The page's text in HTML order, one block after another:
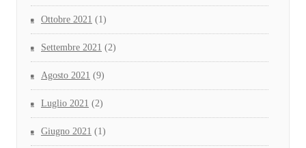
Ottobre 2021 (1)
Settembre 2021 (2)
Agosto 2021 (9)
Luglio 2021 (2)
Giugno 2021 (1)